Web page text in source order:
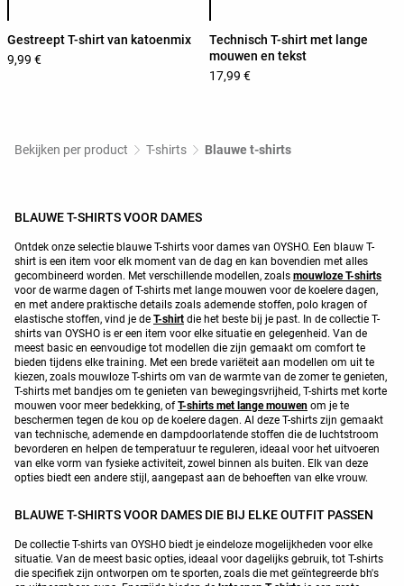
Gestreept T-shirt van katoenmix
9,99 €
Technisch T-shirt met lange
mouwen en tekst
17,99 €
Bekijken per product T-shirts Blauwe t-shirts
BLAUWE T-SHIRTS VOOR DAMES
Ontdek onze selectie blauwe T-shirts voor dames van OYSHO. Een blauw T-
shirt is een item voor elk moment van de dag en kan bovendien met alles
gecombineerd worden. Met verschillende modellen, zoals mouwloze T-shirts
voor de warme dagen of T-shirts met lange mouwen voor de koelere dagen,
en met andere praktische details zoals ademende stoffen, polo kragen of
elastische stoffen, vind je de T-shirt die het beste bij je past. In de collectie T-
shirts van OYSHO is er een item voor elke situatie en gelegenheid. Van de
meest basic en eenvoudige tot modellen die zijn gemaakt om comfort te
bieden tijdens elke training. Met een brede variëteit aan modellen om uit te
kiezen, zoals mouwloze T-shirts om van de warmte van de zomer te genieten,
T-shirts met bandjes om te genieten van bewegingsvrijheid, T-shirts met korte
mouwen voor meer bedekking, ofT-shirts met lange mouwen om je te
beschermen tegen de kou op de koelere dagen. Al deze T-shirts zijn gemaakt
van technische, ademende en dampdoorlatende stoffen die de luchtstroom
bevorderen en helpen de temperatuur te reguleren, ideaal voor het uitvoeren
van elke vorm van fysieke activiteit, zowel binnen als buiten. Elk van deze
opties biedt een andere stijl, aangepast aan de behoeften van elke vrouw.
BLAUWE T-SHIRTS VOOR DAMES DIE BIJ ELKE OUTFIT PASSEN
De collectie T-shirts van OYSHO biedt je eindeloze mogelijkheden voor elke
situatie. Van de meest basic opties, ideaal voor dagelijks gebruik, tot T-shirts
die specifiek zijn ontworpen om te sporten, zoals die met geïntegreerde bh's